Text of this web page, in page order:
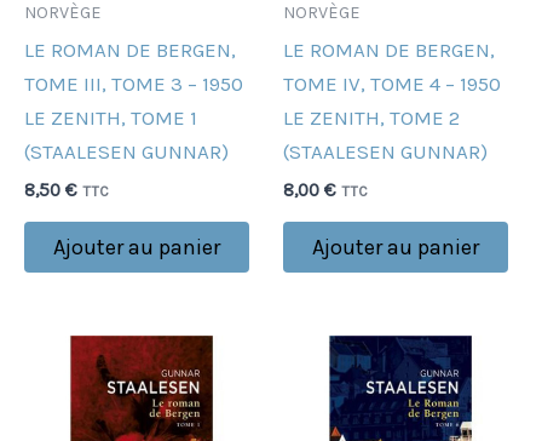
NORVÈGE
LE ROMAN DE BERGEN,
TOME III, TOME 3 – 1950
LE ZENITH, TOME 1
(STAALESEN GUNNAR)
8,50 € TTC
Ajouter au panier
NORVÈGE
LE ROMAN DE BERGEN,
TOME IV, TOME 4 – 1950
LE ZENITH, TOME 2
(STAALESEN GUNNAR)
8,00 € TTC
Ajouter au panier